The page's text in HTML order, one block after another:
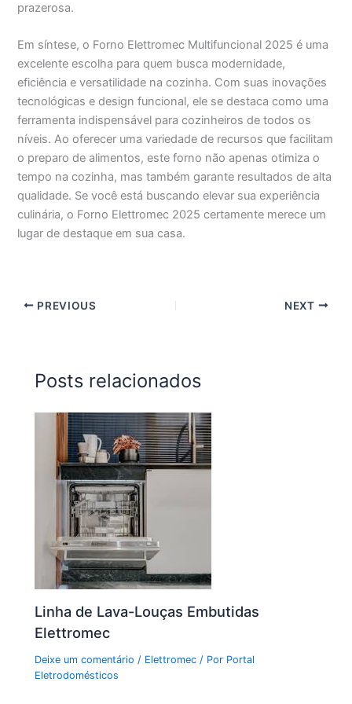
prazerosa.
Em síntese, o Forno Elettromec Multifuncional 2025 é uma
excelente escolha para quem busca modernidade,
eficiência e versatilidade na cozinha. Com suas inovações
tecnológicas e design funcional, ele se destaca como uma
ferramenta indispensável para cozinheiros de todos os
níveis. Ao oferecer uma variedade de recursos que facilitam
o preparo de alimentos, este forno não apenas otimiza o
tempo na cozinha, mas também garante resultados de alta
qualidade. Se você está buscando elevar sua experiência
culinária, o Forno Elettromec 2025 certamente merece um
lugar de destaque em sua casa.
PREVIOUS NEXT
Posts relacionados
Linha de Lava-Louças Embutidas
Elettromec
Deixe um comentário / Elettromec / Por Portal
Eletrodomésticos